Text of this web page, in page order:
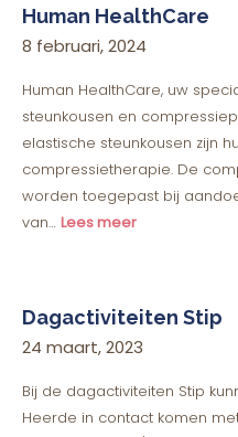
Human HealthCare
8 februari, 2024
Human HealthCare, uw
steunkousen en
elastische steunkousen zijn
compressietherapie. De
worden toegepast bij
van… Lees meer
Dagactiviteiten Stip
24 maart, 2023
Bij de dagactiviteiten Stip
Heerde in contact komen